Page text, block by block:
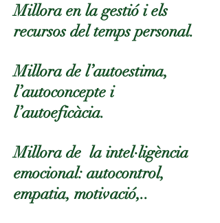
Millora en la gestió i els
recursos del temps personal.
Millora de l’autoestima,
l’autoconcepte i
l’autoeficàcia.
Millora de la intel·ligència
emocional: autocontrol,
empatia, motivació,..